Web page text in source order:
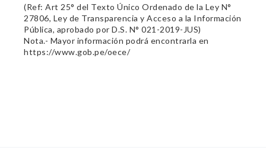
(Ref: Art 25° del Texto Único Ordenado de la Ley N°
27806, Ley de Transparencia y Acceso a la Información
Pública, aprobado por D.S. N° 021-2019-JUS)
Nota.- Mayor información podrá encontrarla en
https://www.gob.pe/oece/